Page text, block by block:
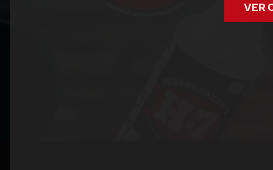
VER